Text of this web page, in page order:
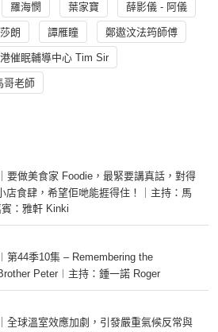
羅海憫 葉家寶 薛影儀 - 阿儀
朗 譚雁瞳 鄭遨汶法筠師傅
催眠輔導中心 Tim Sir
哥老師
要做美食家 Foodie，最緊要講真話，對得
店食肆，希望佢哋能捱得住！｜主持：馬
：雅軒 Kinki
第44季10集 – Remembering the
Peter︱主持：鍾一諾 Roger
全球溫室效應加劇，引發嚴重氣候反常與